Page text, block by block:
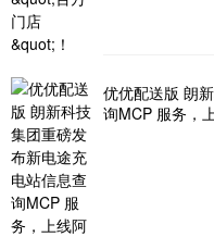
优优配送版 朗
询MCP 服务，